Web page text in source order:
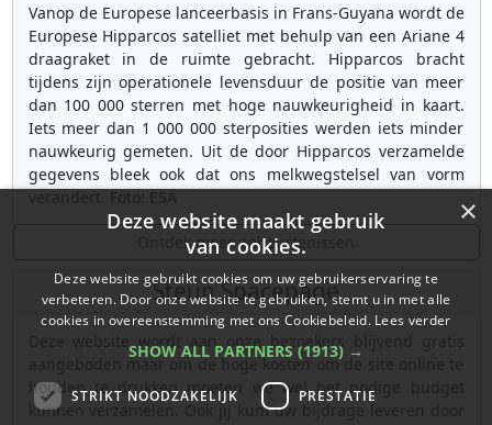
Vanop de Europese lanceerbasis in Frans-Guyana wordt de
Europese Hipparcos satelliet met behulp van een Ariane 4
draagraket in de ruimte gebracht. Hipparcos bracht
tijdens zijn operationele levensduur de positie van meer
dan 100 000 sterren met hoge nauwkeurigheid in kaart.
Iets meer dan 1 000 000 sterposities werden iets minder
nauwkeurig gemeten. Uit de door Hipparcos verzamelde
gegevens bleek ook dat ons melkwegstelsel van vorm
Ontdek meer gebeurtenissen
Steun Spacepage
Deze website wordt aan onze bezoekers blijvend gratis
aangeboden maar om de hoge kosten om de site online te
houden te drukken moeten we wel het nodige budget
kunnen verzamelen. Ook jij kunt uw bijdrage leveren door
×
Deze website maakt gebruik
van cookies.
Deze website gebruikt cookies om uw gebruikerservaring te
verbeteren. Door onze website te gebruiken, stemt u in met alle
cookies in overeenstemming met ons Cookiebeleid. Lees verder
SHOW ALL PARTNERS (1913) →
STRIKT NOODZAKELIJK PRESTATIE